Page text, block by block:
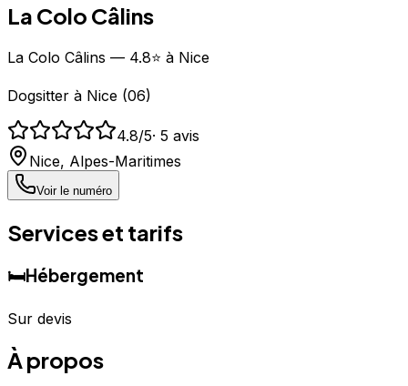
La Colo Câlins
La Colo Câlins — 4.8⭐ à Nice
Dogsitter à Nice (06)
4.8/5· 5 avis
Nice, Alpes-Maritimes
Voir le numéro
Services et tarifs
🛏️Hébergement
Sur devis
À propos